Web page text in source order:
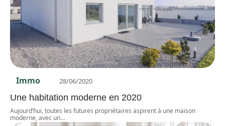
Immo 28/06/2020
Une habitation moderne en 2020
Aujourd’hui, toutes les futures propriétaires aspirent à une maison
moderne, avec un…